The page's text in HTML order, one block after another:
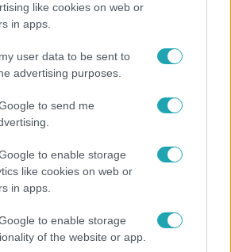
like cookies on web or
in apps.
user data to be sent to
advertising purposes.
to send me
to enable storage
like cookies on web or
in apps.
to enable storage
of the website or app.
egy parkfenntartó cég a II.
korábbi érdekeltsége
ügyben